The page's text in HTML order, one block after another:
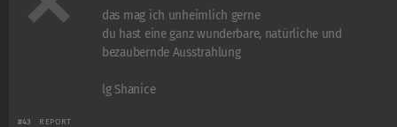
das mag ich unheimlich gerne
du hast eine ganz wunderbare, natürliche und
bezaubernde Ausstrahlung
lg Shanice
#43 REPORT